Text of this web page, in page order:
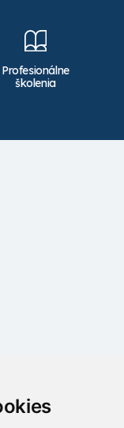
Profesionálne
školenia